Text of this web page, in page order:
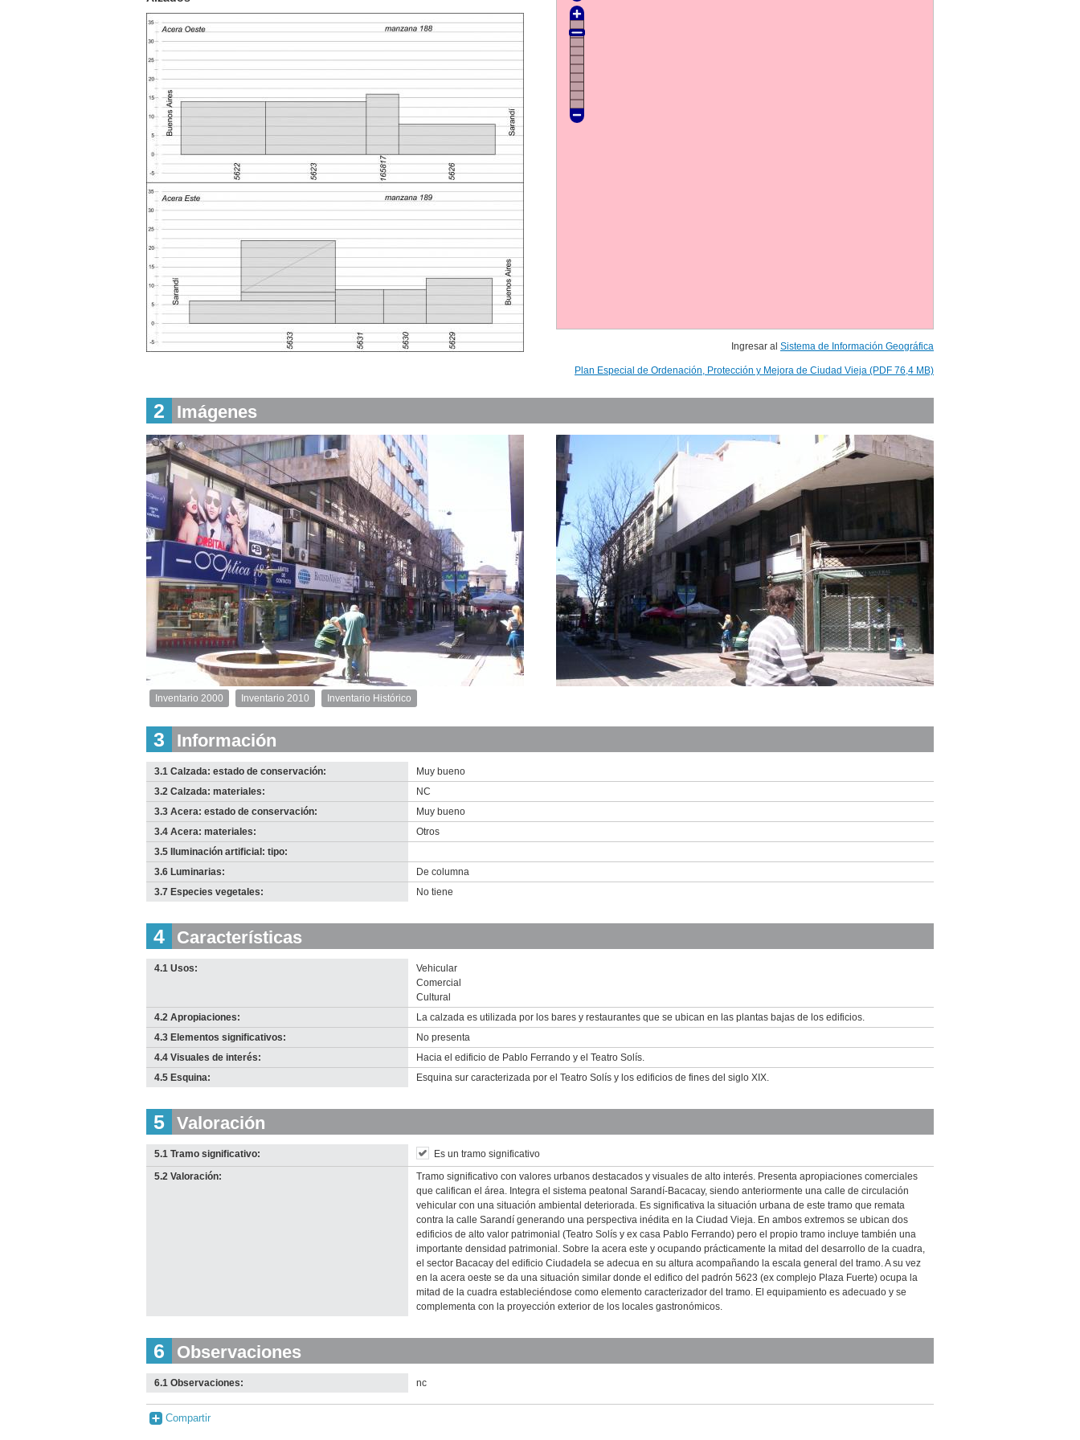
original
Ingresar al Sistema de Información Geográfica
Plan Especial de Ordenación, Protección y Mejora de Ciudad Vieja (PDF 76,4 MB)
2 Imágenes
Inventario
Descargar
imagen
original
Inventario 2000
Inventario 2000
Bacacay (Bc 1)
Inventario 2010
Inventario 2010
Bacacay (Bc 1)
Descargar tamaño original
Inventario 2010
Bacacay (Bc 1)
Descargar tamaño original
Inventario Histórico
2010
imagen
3 Información
3.1 Calzada: estado de conservación:
Muy bueno
3.2 Calzada: materiales:
NC
3.3 Acera: estado de conservación:
Muy bueno
3.4 Acera: materiales:
Otros
3.5 Iluminación artificial: tipo:
no
info-
3.6 Luminarias:
De columna
3.7 Especies vegetales:
No tiene
4 Características
4.1 Usos:
Vehicular
Comercial
Cultural
4.2 Apropiaciones:
La calzada es utilizada por los bares y restaurantes que se ubican en las plantas bajas de los edificios.
4.3 Elementos significativos:
No presenta
4.4 Visuales de interés:
Hacia el edificio de Pablo Ferrando y el Teatro Solís.
4.5 Esquina:
Esquina sur caracterizada por el Teatro Solís y los edificios de fines del siglo XIX.
5 Valoración
5.1 Tramo significativo:
Es un tramo significativo
5.2 Valoración:
Tramo significativo con valores urbanos destacados y visuales de alto interés. Presenta apropiaciones comerciales
que califican el área. Integra el sistema peatonal Sarandí-Bacacay, siendo anteriormente una calle de circulación
vehicular con una situación ambiental deteriorada. Es significativa la situación urbana de este tramo que remata
contra la calle Sarandí generando una perspectiva inédita en la Ciudad Vieja. En ambos extremos se ubican dos
edificios de alto valor patrimonial (Teatro Solís y ex casa Pablo Ferrando) pero el propio tramo incluye también una
importante densidad patrimonial. Sobre la acera este y ocupando prácticamente la mitad del desarrollo de la cuadra,
el sector Bacacay del edificio Ciudadela se adecua en su altura acompañando la escala general del tramo. A su vez
en la acera oeste se da una situación similar donde el edifico del padrón 5623 (ex complejo Plaza Fuerte) ocupa la
mitad de la cuadra estableciéndose como elemento caracterizador del tramo. El equipamiento es adecuado y se
complementa con la proyección exterior de los locales gastronómicos.
6 Observaciones
6.1 Observaciones: nc
Compartir